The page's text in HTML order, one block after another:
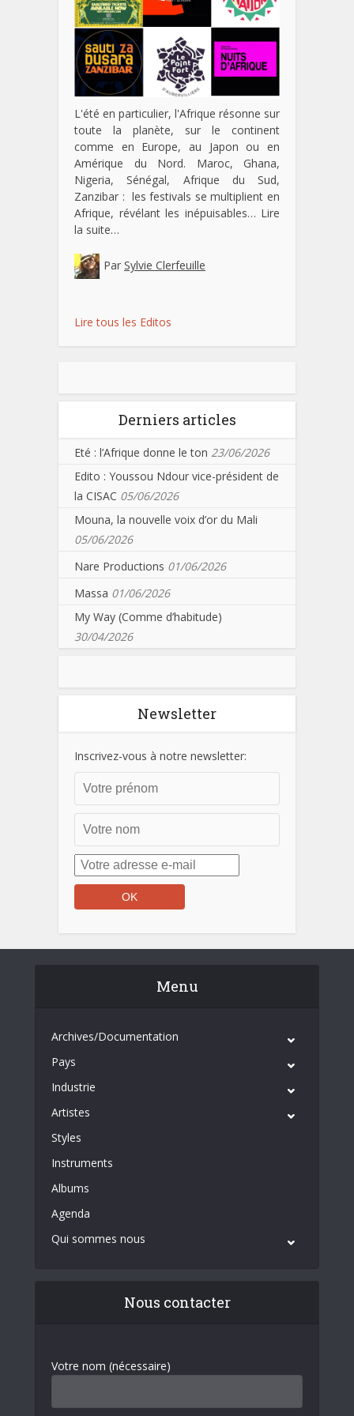
L'été en particulier, l'Afrique résonne sur
toute la planète, sur le continent
comme en Europe, au Japon ou en
Amérique du Nord. Maroc, Ghana,
Nigeria, Sénégal, Afrique du Sud,
Zanzibar : les festivals se multiplient en
Afrique, révélant les inépuisables… Lire
la suite…
Par Sylvie Clerfeuille
Lire tous les Editos
Derniers articles
Eté : l’Afrique donne le ton 23/06/2026
Edito : Youssou Ndour vice-président de
la CISAC 05/06/2026
Mouna, la nouvelle voix d’or du Mali
05/06/2026
Nare Productions 01/06/2026
Massa 01/06/2026
My Way (Comme d’habitude)
30/04/2026
Newsletter
Inscrivez-vous à notre newsletter:
Menu
Archives/Documentation
Pays
Industrie
Artistes
Styles
Instruments
Albums
Agenda
Qui sommes nous
Nous contacter
Votre nom (nécessaire)